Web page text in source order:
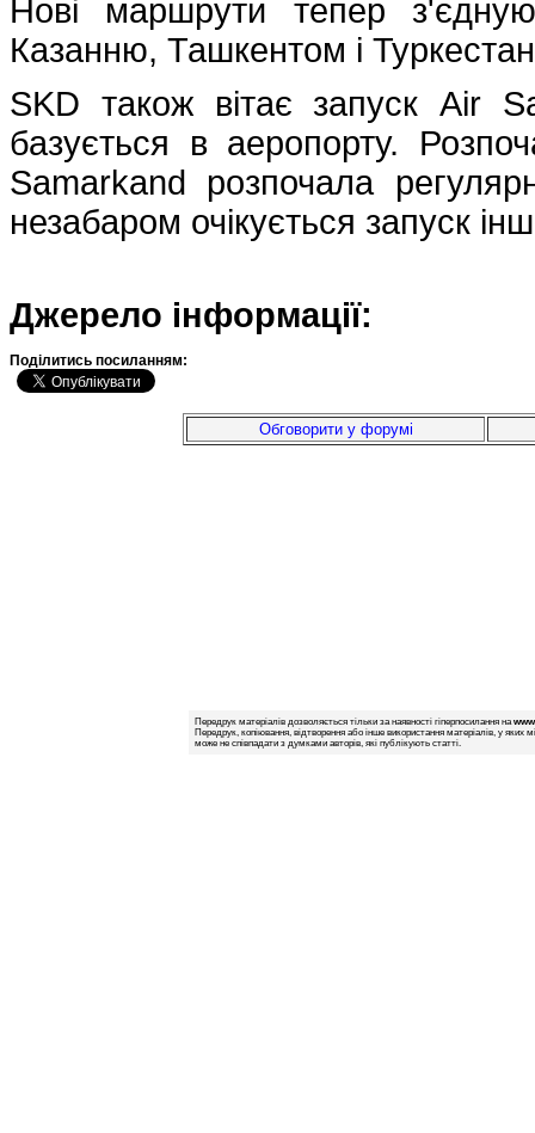
Нові маршрути тепер
Казанню, Ташкентом і
SKD також вітає запуск Air
базується в аеропорту.
Samarkand розпочала
незабаром очікується запуск
Джерело інформації:
Подiлитись посиланням:
Обговорити у форумі
Передрук матеріалів дозволяється тільки за наявності гіперпосилання на
Передрук, копіювання, відтворення або інше використання матеріалів, у яких
може не співпадати з думками авторів, які публікують статті.